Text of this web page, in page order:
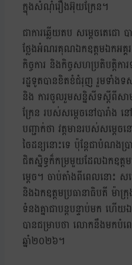
ក្នុងសំណុំរឿងអ៊ុយក្រែន។
ជាការឆ្លើយតប សម្តេចតេជោ
ថ្លែងអំណរគុណឯកឧត្តមឯកអគ្គ
កិច្ចការ និងកិច្ចសហប្រតិបត្តិក
រដ្ឋទូតបានខិតខំជំរុញ រួមទាំងទ
និង ការចូលរួមសន្និសីទស្តីពីស
ក្រែន របស់សម្តេចនៅបារាំង
បញ្ជាក់ថា វត្តមានរបស់សម្តេ
ចៃដន្យនោះទេ ប៉ុន្តែជាបំណងប្
ជិតស្និទ្ធក៏កម្រមួយដែលឯកឧត្
ម្តេច។ ចាប់តាំងពីពេលនោះ ស
និងឯកឧត្តមប្រធានាធិបតី ម៉ាក្
ទំនងគ្នាជាបន្តបន្ទាប់មក ហើ
បានជម្រាបថា លោកនឹងមកបំពេ
ឆ្នាំ២០២៦។